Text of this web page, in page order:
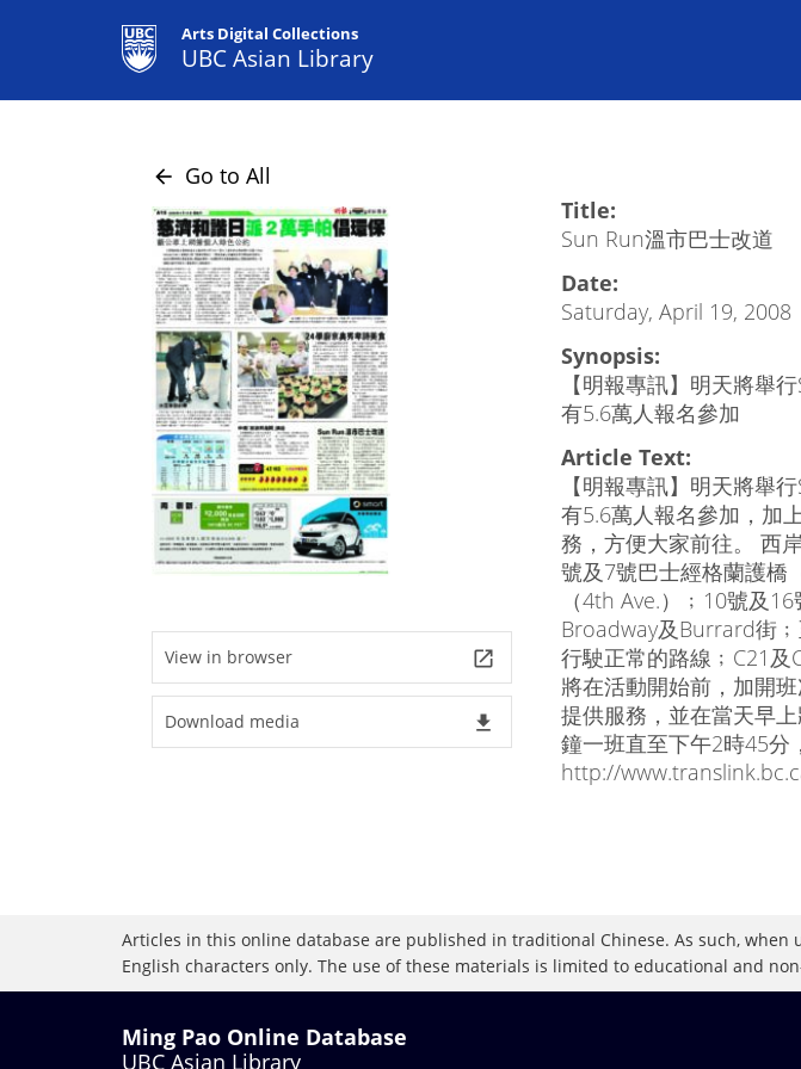
Arts Digital Collections
UBC Asian Library
arrow_back Go to All
View in browser launch
Download media file_download
Title:
Sun Run溫市巴士改道
Date:
Saturday, April 19, 2008
Synopsis:
【明報專訊】明天將舉
有5.6萬人報名參加
Article Text:
【明報專訊】明天將舉
有5.6萬人報名參加，加
務，方便大家前往。 西
號及7號巴士經格蘭護橋
（4th Ave.）﹔10號及
Broadway及Burrard街
行駛正常的路線﹔C21
將在活動開始前，加開
提供服務，並在當天早
鐘一班直至下午2時45分
http://
Articles in this online database are published in traditional Chinese. As such,
English characters only. The use of these materials is limited to educational and
Ming Pao Online Database
UBC Asian Library